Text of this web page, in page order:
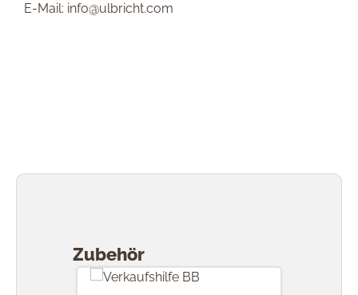
E-Mail: info@ulbricht.com
Zubehör